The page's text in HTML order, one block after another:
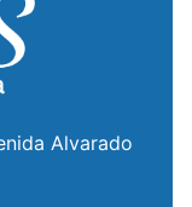
Alvarado